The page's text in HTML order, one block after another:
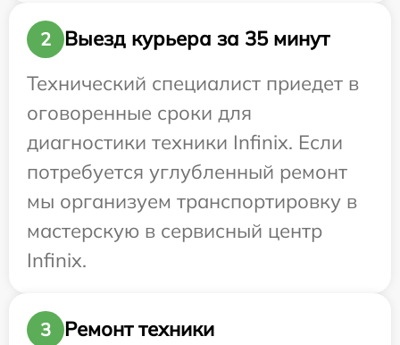
2
Выезд курьера за 35 минут
Технический специалист приедет в
оговоренные сроки для
диагностики техники Infinix. Если
потребуется углубленный ремонт
мы организуем транспортировку в
мастерскую в сервисный центр
Infinix.
3 Ремонт техники